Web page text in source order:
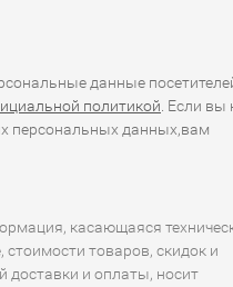
данные
политикой . Если вы
персональных данных,вам
касающаяся
стоимости товаров, скидок и
доставки и оплаты, носит